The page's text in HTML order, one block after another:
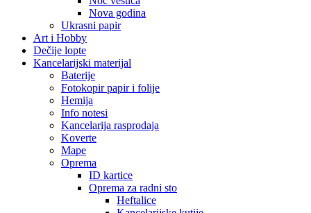
Nova godina
Ukrasni papir
Art i Hobby
Dečije lopte
Kancelarijski materijal
Baterije
Fotokopir papir i folije
Hemija
Info notesi
Kancelarija rasprodaja
Koverte
Mape
Oprema
ID kartice
Oprema za radni sto
Heftalice